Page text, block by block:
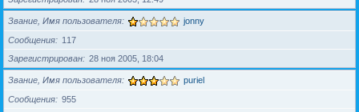
Звание, Имя пользователя jonny
Сообщения
117
Зарегистрирован
28 ноя 2005, 18:04
Звание, Имя пользователя puriel
Сообщения
955